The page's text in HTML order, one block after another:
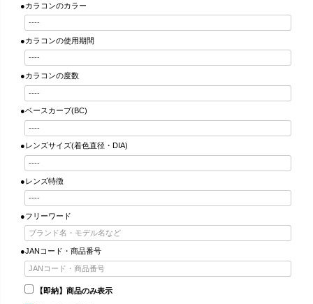
●カラコンのカラー
●カラコンの使用期間
●カラコンの度数
●ベースカーブ(BC)
●レンズサイズ(着色直径・DIA)
●レンズ特徴
●フリーワード
●JANコード・商品番号
【即納】商品のみ表示